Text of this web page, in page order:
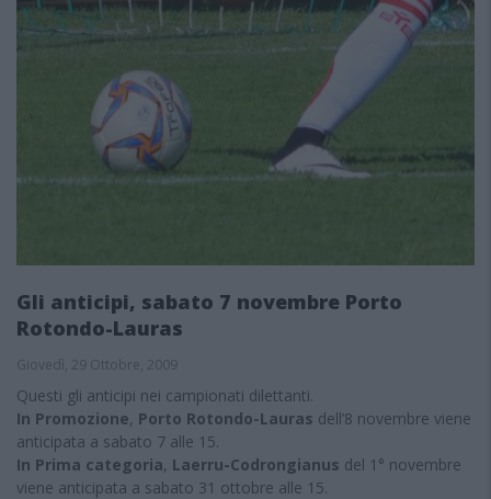
Gli anticipi, sabato 7 novembre Porto
Rotondo-Lauras
Giovedì, 29 Ottobre, 2009
Questi gli anticipi nei campionati dilettanti.
In Promozione, Porto Rotondo-Lauras dell’8 novembre viene
anticipata a sabato 7 alle 15.
In Prima categoria, Laerru-Codrongianus del 1° novembre
viene anticipata a sabato 31 ottobre alle 15.